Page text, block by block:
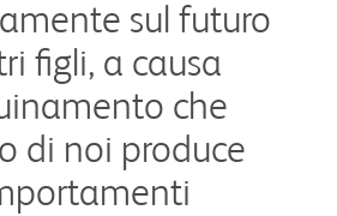
sul futuro
figli, a causa
che
di noi produce